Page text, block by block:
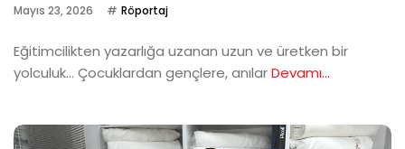
Mayıs 23, 2026 Röportaj
Eğitimcilikten yazarlığa uzanan uzun ve üretken bir
yolculuk… Çocuklardan gençlere, anılarDevamı...